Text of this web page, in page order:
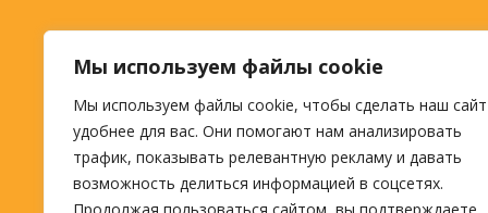
Мы используем файлы cookie
Мы используем файлы cookie, чтобы сделать наш сайт
удобнее для вас. Они помогают нам анализировать
трафик, показывать релевантную рекламу и давать
возможность делиться информацией в соцсетях.